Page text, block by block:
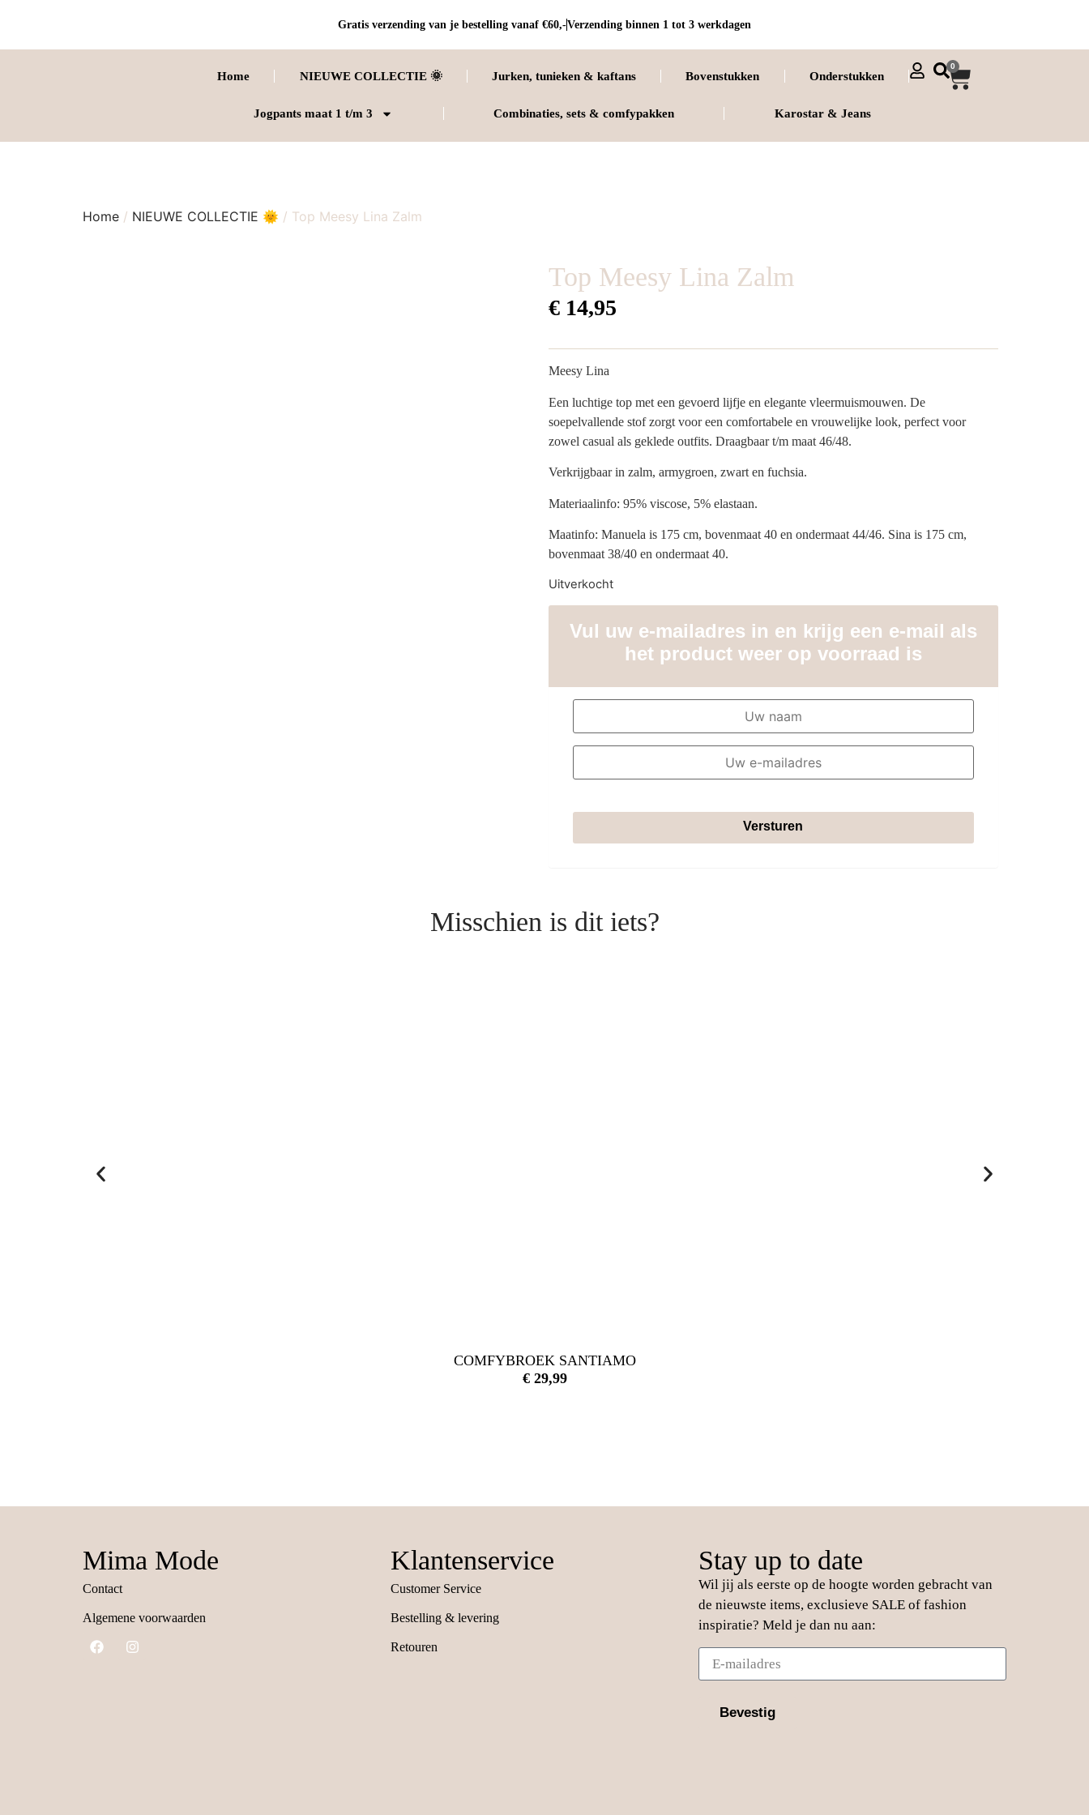
Gratis verzending van je bestelling vanaf €60,-Verzending binnen 1 tot 3 werkdagen
Home NIEUWE COLLECTIE 🌞 Jurken, tunieken & kaftans Bovenstukken Onderstukken
Jogpants maat 1 t/m 3 Combinaties, sets & comfypakken Karostar & Jeans
0
Home / NIEUWE COLLECTIE 🌞 / Top Meesy Lina Zalm
Top Meesy Lina Zalm
€14,95
Meesy Lina
Een luchtige top met een gevoerd lijfje en elegante vleermuismouwen. De
soepelvallende stof zorgt voor een comfortabele en vrouwelijke look, perfect voor
zowel casual als geklede outfits. Draagbaar t/m maat 46/48.
Verkrijgbaar in zalm, armygroen, zwart en fuchsia.
Materiaalinfo: 95% viscose, 5% elastaan.
Maatinfo: Manuela is 175 cm, bovenmaat 40 en ondermaat 44/46. Sina is 175 cm,
bovenmaat 38/40 en ondermaat 40.
Uitverkocht
Vul uw e-mailadres in en krijg een e-mail als
het product weer op voorraad is
Versturen
Misschien is dit iets?
COMFYBROEK SANTIAMO
€29,99
Mima Mode
Contact
Algemene voorwaarden
Klantenservice
Customer Service
Bestelling & levering
Retouren
Stay up to date
Wil jij als eerste op de hoogte worden gebracht van
de nieuwste items, exclusieve SALE of fashion
inspiratie? Meld je dan nu aan:
Bevestig